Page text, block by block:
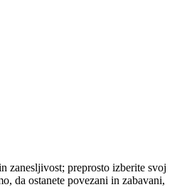
zanesljivost; preprosto izberite svoj
da ostanete povezani in zabavani,